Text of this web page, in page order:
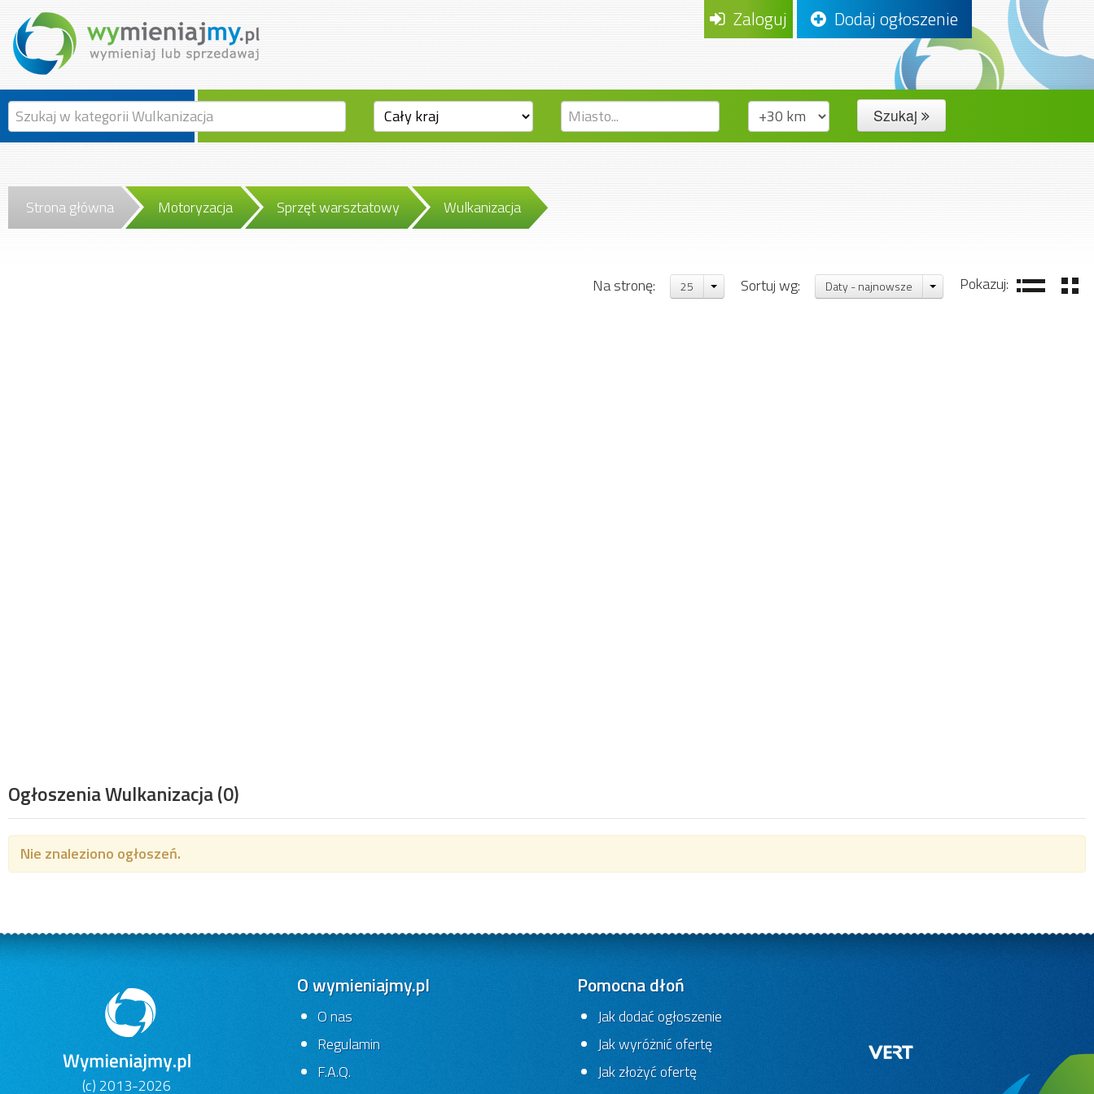
Zaloguj Dodaj ogłoszenie
Szukaj
Strona główna Motoryzacja Sprzęt warsztatowy Wulkanizacja
Ogłoszenia Wulkanizacja(0)
Pokazuj:
Sortuj wg: Daty - najnowsze
Na stronę: 25
Nie znaleziono ogłoszeń.
(c) 2013-2026
O wymieniajmy.pl
O nas
Regulamin
F.A.Q.
Pomocna dłoń
Jak dodać ogłoszenie
Jak wyróżnić ofertę
Jak złożyć ofertę